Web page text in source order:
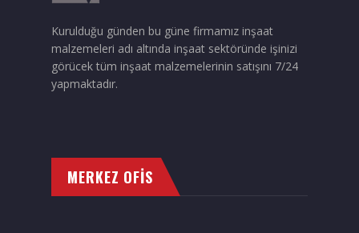
Kurulduğu günden bu güne firmamız inşaat
malzemeleri adı altında inşaat sektöründe işinizi
görücek tüm inşaat malzemelerinin satışını 7/24
yapmaktadır.
MERKEZ OFİS